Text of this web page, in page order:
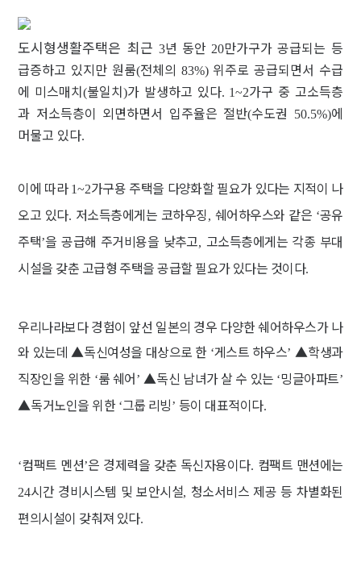
도시형생활주택은 최근 3년 동안20만가구가 공급되는 등
급증하고 있지만 원룸(전체의 83%) 위주로 공급되면서 수급
에 미스매치(불일치)가 발생하고 있다. 1~2가구 중 고소득층
과 저소득층이 외면하면서 입주율은 절반(수도권 50.5%)에
머물고 있다.
이에 따라 1~2가구용 주택을 다양화할 필요가 있다는 지적이 나
오고 있다. 저소득층에게는 코하우징, 쉐어하우스와 같은 ‘공유
주택’을 공급해 주거비용을 낮추고, 고소득층에게는 각종 부대
시설을 갖춘 고급형 주택을 공급할 필요가 있다는 것이다.
우리나라보다 경험이 앞선 일본의 경우 다양한 쉐어하우스가 나
와 있는데▲독신여성을 대상으로 한 ‘게스트 하우스’ ▲학생과
직장인을 위한 ‘룸 쉐어’ ▲독신 남녀가 살 수 있는 ‘밍글아파트’
▲독거노인을 위한 ‘그룹 리빙’ 등이 대표적이다.
‘컴팩트 멘션’은 경제력을 갖춘 독신자용이다. 컴팩트 맨션에는
24시간 경비시스템 및 보안시설, 청소서비스 제공 등 차별화된
편의시설이 갖춰져 있다.